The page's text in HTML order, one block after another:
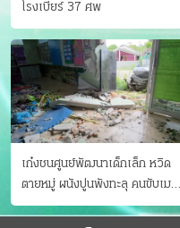
โรงเบียร์ 37 ศพ
เก๋งชนศูนย์พัฒนาเด็กเล็ก หวิด
ตายหมู่ ผนังปูนพังทะลุ คนขับเมา
ยา